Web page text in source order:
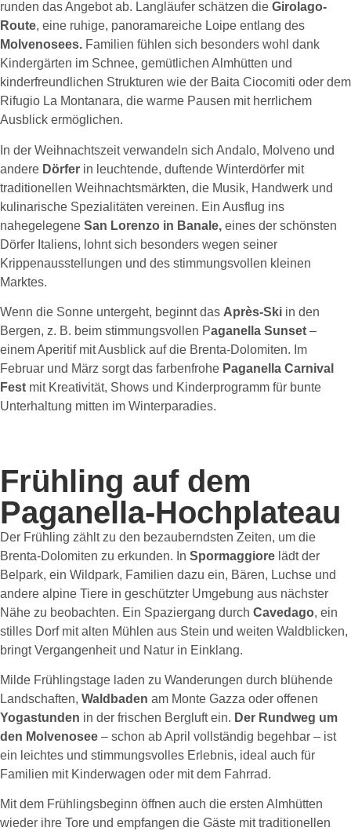
runden das Angebot ab. Langläufer schätzen die Girolago-
Route, eine ruhige, panoramareiche Loipe entlang des
Molvenosees. Familien fühlen sich besonders wohl dank
Kindergärten im Schnee, gemütlichen Almhütten und
kinderfreundlichen Strukturen wie der Baita Ciocomiti oder dem
Rifugio La Montanara, die warme Pausen mit herrlichem
Ausblick ermöglichen.
In der Weihnachtszeit verwandeln sich Andalo, Molveno und
andere Dörfer in leuchtende, duftende Winterdörfer mit
traditionellen Weihnachtsmärkten, die Musik, Handwerk und
kulinarische Spezialitäten vereinen. Ein Ausflug ins
nahegelegene San Lorenzo in Banale, eines der schönsten
Dörfer Italiens, lohnt sich besonders wegen seiner
Krippenausstellungen und des stimmungsvollen kleinen
Marktes.
Wenn die Sonne untergeht, beginnt das Après-Ski in den
Bergen, z. B. beim stimmungsvollen Paganella Sunset –
einem Aperitif mit Ausblick auf die Brenta-Dolomiten. Im
Februar und März sorgt das farbenfrohe Paganella Carnival
Fest mit Kreativität, Shows und Kinderprogramm für bunte
Unterhaltung mitten im Winterparadies.
Frühling auf dem
Paganella-Hochplateau
Der Frühling zählt zu den bezauberndsten Zeiten, um die
Brenta-Dolomiten zu erkunden. In Spormaggiore lädt der
Belpark, ein Wildpark, Familien dazu ein, Bären, Luchse und
andere alpine Tiere in geschützter Umgebung aus nächster
Nähe zu beobachten. Ein Spaziergang durch Cavedago, ein
stilles Dorf mit alten Mühlen aus Stein und weiten Waldblicken,
bringt Vergangenheit und Natur in Einklang.
Milde Frühlingstage laden zu Wanderungen durch blühende
Landschaften, Waldbaden am Monte Gazza oder offenen
Yogastunden in der frischen Bergluft ein. Der Rundweg um
den Molvenosee – schon ab April vollständig begehbar – ist
ein leichtes und stimmungsvolles Erlebnis, ideal auch für
Familien mit Kinderwagen oder mit dem Fahrrad.
Mit dem Frühlingsbeginn öffnen auch die ersten Almhütten
wieder ihre Tore und empfangen die Gäste mit traditionellen